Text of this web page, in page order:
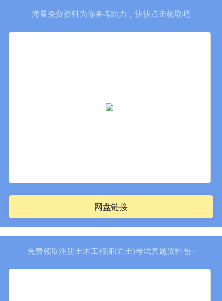
海量免费资料为你备考助力，快快点击领取吧
网盘链接
免费领取注册土木工程师(岩土)考试真题资料包~